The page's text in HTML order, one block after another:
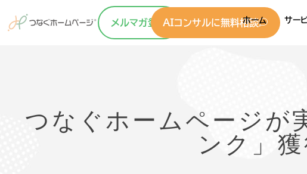
メルマガ登録AIコンサルに無料相談
ホーム サー
つなぐホームページが
ンク」